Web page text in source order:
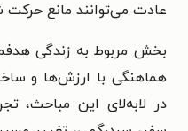
عادت می‌توانند مانع حرکت
بخش مربوط به زندگی
هماهنگی با ارزش‌ها و
در لابه‌لای این مباحث،